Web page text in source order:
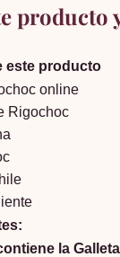
producto
este producto
online
Rigochoc
la